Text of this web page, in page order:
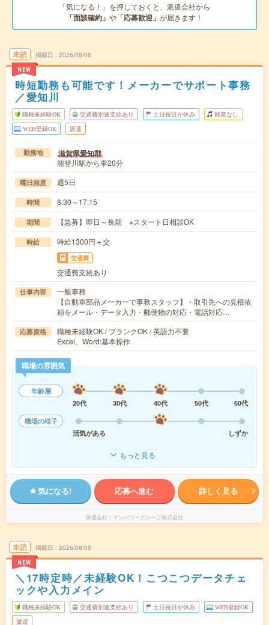
「気になる！」を押しておくと、派遣会社から
「面談確約」 や 「応募歓迎」 が届きます！
未読
NEW
掲載日 2026/08/06
時短勤務も可能です！メーカーでサポート事務
／愛知川
職種未経験OK 交通費別途支給あり 土日祝日が休み 残業なし
WEB登録OK 派遣
勤務地 滋賀県愛知郡
能登川駅から車20分
曜日頻度 週5日
時間 8:30～17:15
期間 【急募】即日～長期 ※スタート日相談OK
時給 時給1300円＋交
交通費
交通費支給あり
仕事内容
一般事務
【自動車部品メーカーで事務スタッフ】・取引先への見積依
頼をメール・データ入力・郵便物の対応・電話対応…
応募資格
職種未経験OK / ブランクOK / 英語力不要
Excel、Word:基本操作
職場の雰囲気
年齢層
20代
30代 40代 50代
60代
職場の様子
活気がある
しずか
もっと見る
気になる! 応募へ進む 詳しく見る
派遣会社 マンパワーグループ株式会社
未読
NEW
掲載日 2026/08/05
＼17時定時／未経験OK！こつこつデータチェ
ックや入力メイン
職種未経験OK 交通費別途支給あり 土日祝日が休み WEB登録OK
派遣